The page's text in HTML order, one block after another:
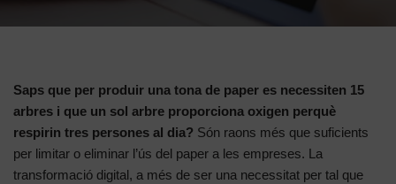
Saps que per produir una tona de paper es necessiten 15
arbres i que un sol arbre proporciona oxigen perquè
respirin tres persones al dia? Són raons més que suficients
per limitar o eliminar l’ús del paper a les empreses. La
transformació digital, a més de ser una necessitat per tal que